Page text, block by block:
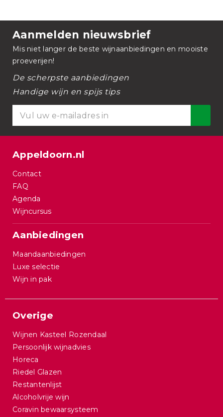
Aanmelden nieuwsbrief
Mis niet langer de beste wijnaanbiedingen en mooiste
proeverijen!
De scherpste aanbiedingen
Handige wijn en spijs tips
Appeldoorn.nl
Contact
FAQ
Agenda
Wijncursus
Aanbiedingen
Maandaanbiedingen
Luxe selectie
Wijn in pak
Overige
Wijnen Kasteel Rozendaal
Persoonlijk wijnadvies
Horeca
Riedel Glazen
Restantenlijst
Alcoholvrije wijn
Coravin bewaarsysteem